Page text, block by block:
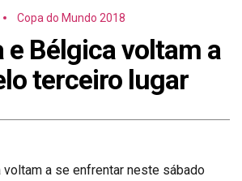
Copa do Mundo 2018
e Bélgica voltam a
terceiro lugar
voltam a se enfrentar neste sábado